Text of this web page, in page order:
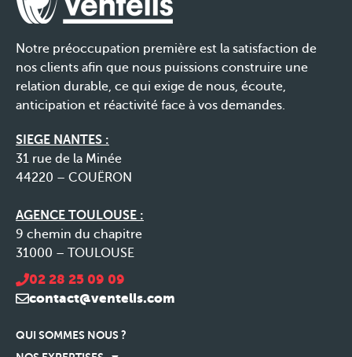
Notre préoccupation première est la satisfaction de
nos clients afin que nous puissions construire une
relation durable, ce qui exige de nous, écoute,
anticipation et réactivité face à vos demandes.
SIEGE NANTES :
31 rue de la Minée
44220 – COUËRON
AGENCE TOULOUSE :
9 chemin du chapitre
31000 – TOULOUSE
02 28 25 09 09
contact@ventelis.com
QUI SOMMES NOUS ?